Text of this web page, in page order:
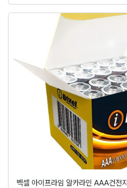
벡셀 아이프라임 알카라인 AAA건전지